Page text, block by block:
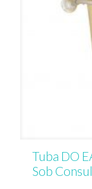
Tuba DO
Sob